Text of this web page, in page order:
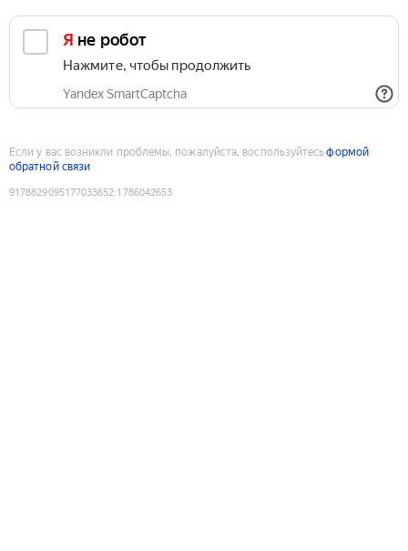
Я не робот
Нажмите, чтобы продолжить
Yandex SmartCaptcha
Если у вас возникли проблемы, пожалуйста, воспользуйтесьформой
обратной связи
9178829095177033652:1786042653